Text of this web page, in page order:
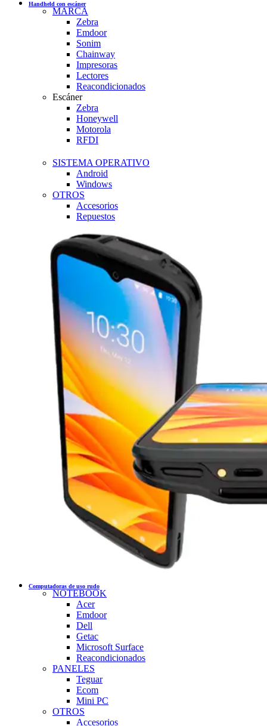
Handheld con escáner
MARCA
Zebra
Emdoor
Sonim
Chainway
Impresoras
Lectores
Reacondicionados
Escáner
Zebra
Honeywell
Motorola
RFDI
SISTEMA OPERATIVO
Android
Windows
OTROS
Accesorios
Repuestos
Computadoras de uso rudo
NOTEBOOK
Acer
Emdoor
Dell
Getac
Microsoft Surface
Reacondicionados
PANELES
Teguar
Ecom
Mini PC
OTROS
Accesorios